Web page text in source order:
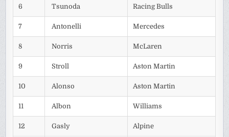
6 Tsunoda Racing Bulls
7 Antonelli Mercedes
8 Norris McLaren
9 Stroll Aston Martin
10 Alonso Aston Martin
11 Albon Williams
12 Gasly Alpine